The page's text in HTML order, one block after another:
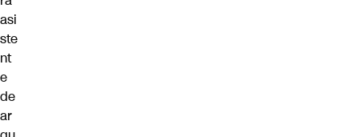
asi
ste
nt
e
de
ar